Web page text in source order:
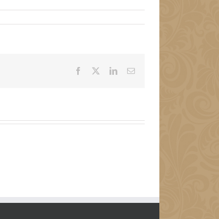
Facebook LinkedInEmail: